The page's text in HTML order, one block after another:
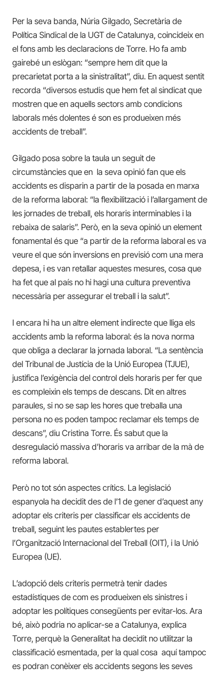
Per la seva banda, Núria Gilgado, Secretària de
Política Sindical de la UGT de Catalunya, coincideix en
el fons amb les declaracions de Torre. Ho fa amb
gairebé un eslògan: “sempre hem dit que la
precarietat porta a la sinistralitat”, diu. En aquest sentit
recorda “diversos estudis que hem fet al sindicat que
mostren que en aquells sectors amb condicions
laborals més dolentes é son es produeixen més
accidents de treball”.
Gilgado posa sobre la taula un seguit de
circumstàncies que en la seva opinió fan que els
accidents es disparin a partir de la posada en marxa
de la reforma laboral: “la flexibilització i l’allargament de
les jornades de treball, els horaris interminables i la
rebaixa de salaris”. Però, en la seva opinió un element
fonamental és que “a partir de la reforma laboral es va
veure el que són inversions en previsió com una mera
depesa, i es van retallar aquestes mesures, cosa que
ha fet que al país no hi hagi una cultura preventiva
necessària per assegurar el treball i la salut”.
I encara hi ha un altre element indirecte que lliga els
accidents amb la reforma laboral: és la nova norma
que obliga a declarar la jornada laboral. “La sentència
del Tribunal de Justícia de la Unió Europea (TJUE),
justifica l’exigència del control dels horaris per fer que
es compleixin els temps de descans. Dit en altres
paraules, si no se sap les hores que treballa una
persona no es poden tampoc reclamar els temps de
descans”, diu Cristina Torre. És sabut que la
desregulació massiva d’horaris va arribar de la mà de
reforma laboral.
Però no tot són aspectes crítics. La legislació
espanyola ha decidit des de l’1 de gener d’aquest any
adoptar els criteris per classificar els accidents de
treball, seguint les pautes establertes per
l’Organització Internacional del Treball (OIT), i la Unió
Europea (UE).
L’adopció dels criteris permetrà tenir dades
estadístiques de com es produeixen els sinistres i
adoptar les polítiques consegüents per evitar-los. Ara
bé, això podria no aplicar-se a Catalunya, explica
Torre, perquè la Generalitat ha decidit no utilitzar la
classificació esmentada, per la qual cosa aquí tampoc
es podran conèixer els accidents segons les seves